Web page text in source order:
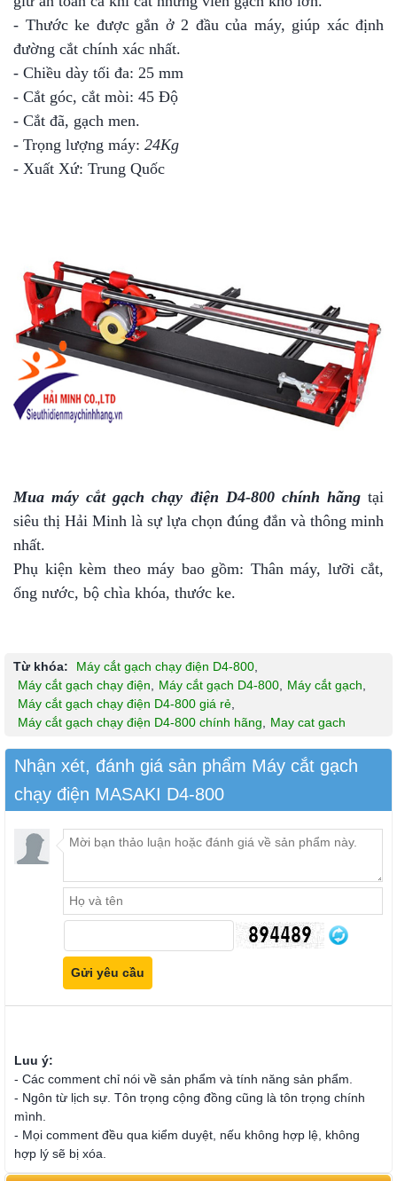
- Thước ke được gắn ở 2 đầu của máy, giúp xác định
đường cắt chính xác nhất.
- Chiều dày tối đa: 25 mm
- Cắt góc, cắt mòi: 45 Độ
- Cắt đã, gạch men.
- Trọng lượng máy: 24Kg
- Xuất Xứ: Trung Quốc
Mua máy cắt gạch chạy điện D4-800 chính hãngtại
siêu thị Hải Minh là sự lựa chọn đúng đắn và thông minh
nhất.
Phụ kiện kèm theo máy bao gồm: Thân máy, lưỡi cắt,
ống nước, bộ chìa khóa, thước ke.
Từ khóa: Máy cắt gạch chạy điện D4-800
Máy cắt gạch chạy điện
Máy cắt gạch D4-800 Máy cắt gạch
Máy cắt gạch chạy điện D4-800 giá rẻ
Máy cắt gạch chạy điện D4-800 chính hãng
May cat gach
Nhận xét, đánh giá sản phẩm Máy cắt gạch
chạy điện MASAKI D4-800
Luu ý:
- Các comment chỉ nói về sản phẩm và tính năng sản phẩm.
- Ngôn từ lịch sự. Tôn trọng cộng đồng cũng là tôn trọng chính
mình.
- Mọi comment đều qua kiểm duyệt, nếu không hợp lệ, không
hợp lý sẽ bị xóa.